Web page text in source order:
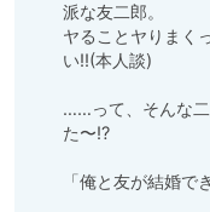
派な友二郎。
ヤることヤりまく
い!!(本人談)
……って、そんな
た〜!?
「俺と友が結婚